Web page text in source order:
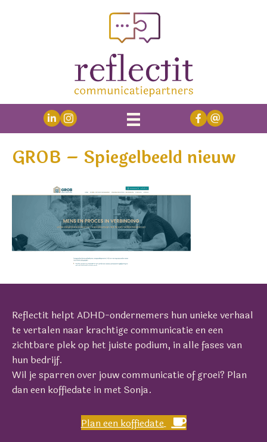
GROB – Spiegelbeeld nieuw
Reflectit helpt ADHD-ondernemers hun unieke verhaal
te vertalen naar krachtige communicatie en een
zichtbare plek op het juiste podium, in alle fases van
hun bedrijf.
Wil je sparren over jouw communicatie of groei? Plan
dan een koffiedate in met Sonja.
Plan een koffiedate